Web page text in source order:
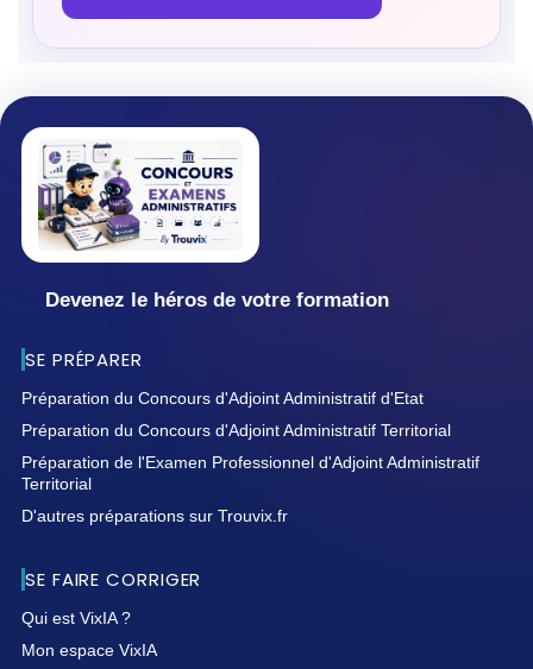
Devenez le héros de votre formation
SE PRÉPARER
Préparation du Concours d'Adjoint Administratif d'Etat
Préparation du Concours d'Adjoint Administratif Territorial
Préparation de l'Examen Professionnel d'Adjoint Administratif
Territorial
D'autres préparations sur Trouvix.fr
SE FAIRE CORRIGER
Qui est VixIA ?
Mon espace VixIA